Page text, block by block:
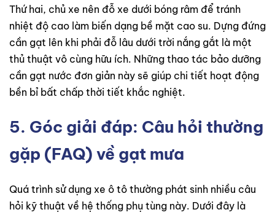
Thứ hai, chủ xe nên đỗ xe dưới bóng râm để tránh
nhiệt độ cao làm biến dạng bề mặt cao su. Dựng đứng
cần gạt lên khi phải đỗ lâu dưới trời nắng gắt là một
thủ thuật vô cùng hữu ích. Những thao tác bảo dưỡng
cần gạt nước đơn giản này sẽ giúp chi tiết hoạt động
bền bỉ bất chấp thời tiết khắc nghiệt.
5. Góc giải đáp: Câu hỏi thường
gặp (FAQ) về gạt mưa
Quá trình sử dụng xe ô tô thường phát sinh nhiều câu
hỏi kỹ thuật về hệ thống phụ tùng này. Dưới đây là